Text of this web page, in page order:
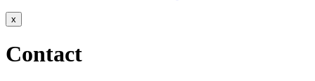
x
Contact